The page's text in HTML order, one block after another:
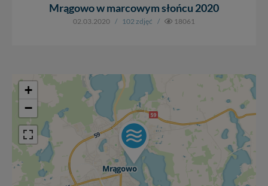
Mrągowo w marcowym słońcu 2020
02.03.2020 / 102 zdjęć / 18061
+
−